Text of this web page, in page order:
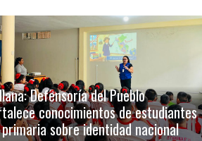
Defensoría del Pueblo
conocimientos de estudiantes
sobre identidad nacional